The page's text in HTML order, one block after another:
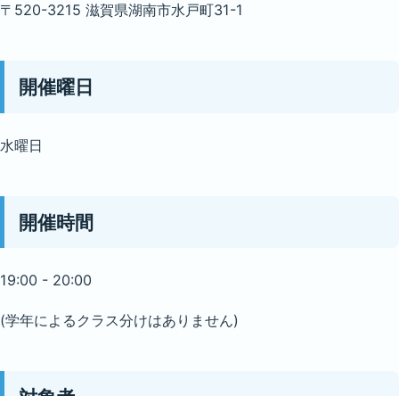
〒520-3215 滋賀県湖南市水戸町31-1
開催曜日
水曜日
開催時間
19:00 - 20:00
(学年によるクラス分けはありません)